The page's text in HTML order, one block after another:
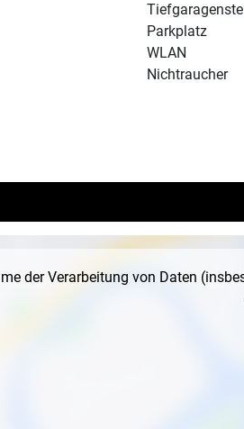
Parkplatz
WLAN
Nichtraucher
der Verarbeitung von Daten